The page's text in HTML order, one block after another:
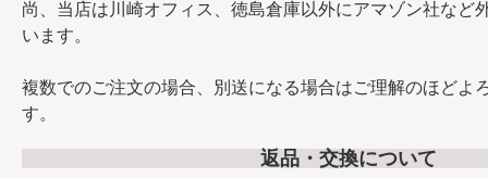
尚、当店は川崎オフィス、徳島倉庫以外にアマゾン社など
います。
複数でのご注文の場合、別送になる場合はご理解のほどよ
す。
返品・交換について